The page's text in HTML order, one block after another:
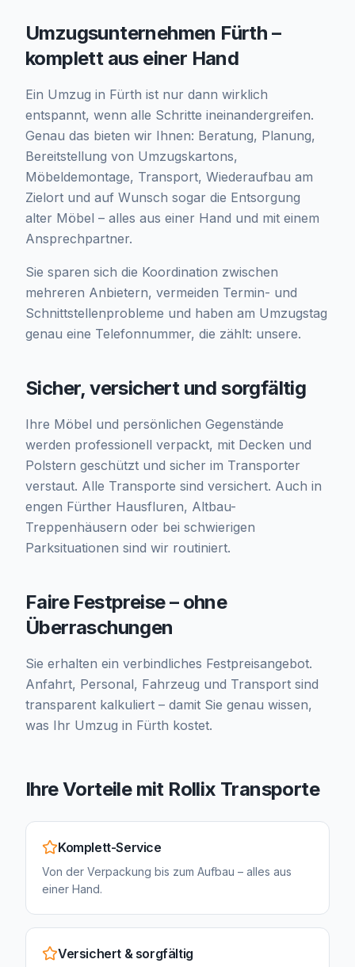
Umzugsunternehmen Fürth –
komplett aus einer Hand
Ein Umzug in Fürth ist nur dann wirklich
entspannt, wenn alle Schritte ineinandergreifen.
Genau das bieten wir Ihnen: Beratung, Planung,
Bereitstellung von Umzugskartons,
Möbeldemontage, Transport, Wiederaufbau am
Zielort und auf Wunsch sogar die Entsorgung
alter Möbel – alles aus einer Hand und mit einem
Ansprechpartner.
Sie sparen sich die Koordination zwischen
mehreren Anbietern, vermeiden Termin- und
Schnittstellenprobleme und haben am Umzugstag
genau eine Telefonnummer, die zählt: unsere.
Sicher, versichert und sorgfältig
Ihre Möbel und persönlichen Gegenstände
werden professionell verpackt, mit Decken und
Polstern geschützt und sicher im Transporter
verstaut. Alle Transporte sind versichert. Auch in
engen Fürther Hausfluren, Altbau-
Treppenhäusern oder bei schwierigen
Parksituationen sind wir routiniert.
Faire Festpreise – ohne
Überraschungen
Sie erhalten ein verbindliches Festpreisangebot.
Anfahrt, Personal, Fahrzeug und Transport sind
transparent kalkuliert – damit Sie genau wissen,
was Ihr Umzug in Fürth kostet.
Ihre Vorteile mit Rollix Transporte
Komplett-Service
Von der Verpackung bis zum Aufbau – alles aus
einer Hand.
Versichert & sorgfältig